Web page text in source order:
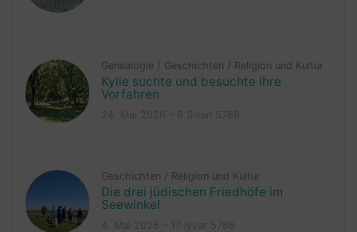
Genealogie / Geschichten / Religion und Kultur
Kylie suchte und besuchte ihre
Vorfahren
Geschichten / Religion und Kultur
Die drei jüdischen Friedhöfe im
Seewinkel